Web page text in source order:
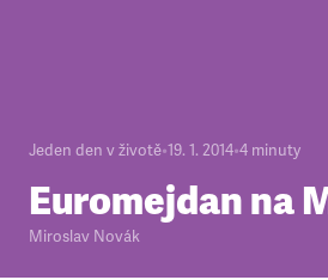
Jeden den v životě•19. 1. 2014•4 minuty
Euromejdan na
Miroslav Novák